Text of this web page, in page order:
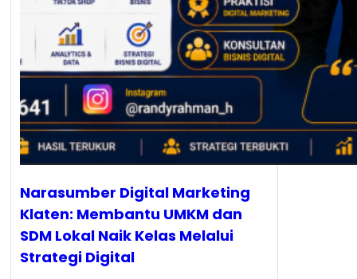
Narasumber Digital Marketing
Klaten: Membantu UMKM dan
SDM Lokal Naik Kelas Melalui
Strategi Digital